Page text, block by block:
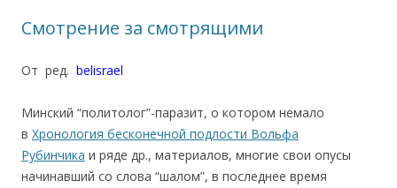
Смотрение за смотрящими
От ред. belisrael
Минский “политолог”-паразит, о котором немало
в Хронология бесконечной подлости Вольфа
Рубинчика и ряде др., материалов, многие свои опусы
начинавший со слова “шалом”, в последнее время